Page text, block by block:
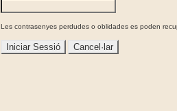
Les contrasenyes perdudes o oblidades es poden